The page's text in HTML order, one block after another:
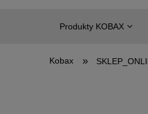
Produkty KOBAX
»